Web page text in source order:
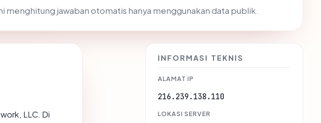
menghitung jawaban otomatis hanya menggunakan data publik.
LLC. Di
INFORMASI TEKNIS
ALAMAT IP
216.239.138.110
LOKASI SERVER